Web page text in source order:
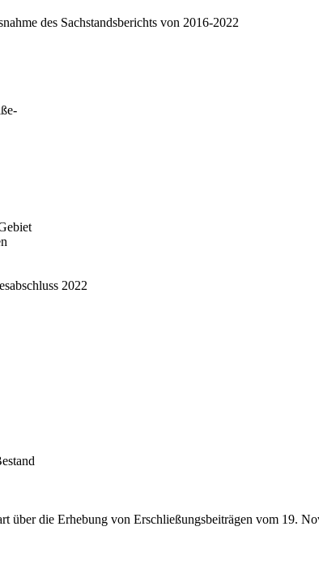
des Sachstandsberichts von 2016-2022
2022
über die Erhebung von Erschließungsbeiträgen vom 19.